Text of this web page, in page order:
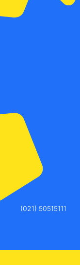
(021) 50515111